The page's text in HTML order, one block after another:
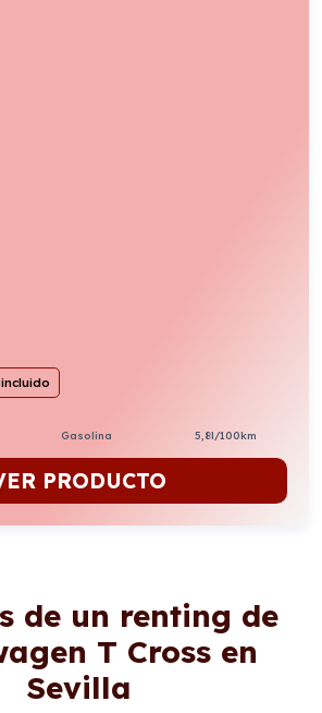
Gasolina 5,8l/100km
PRODUCTO
de un renting de
T Cross en
Sevilla